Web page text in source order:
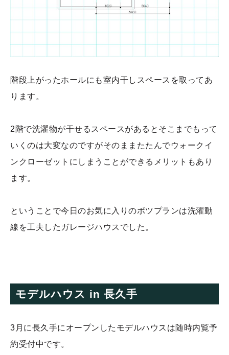
階段上がったホールにも室内干しスペースを取ってあ
ります。
2階で洗濯物が干せるスペースがあるとそこまでもって
いくのは大変なのですがそのままたたんでウォークイ
ンクローゼットにしまうことができるメリットもあり
ます。
ということで今日のお気に入りのボツプランは洗濯動
線を工夫したガレージハウスでした。
モデルハウス in 長久手
3月に長久手にオープンしたモデルハウスは随時内覧予
約受付中です。